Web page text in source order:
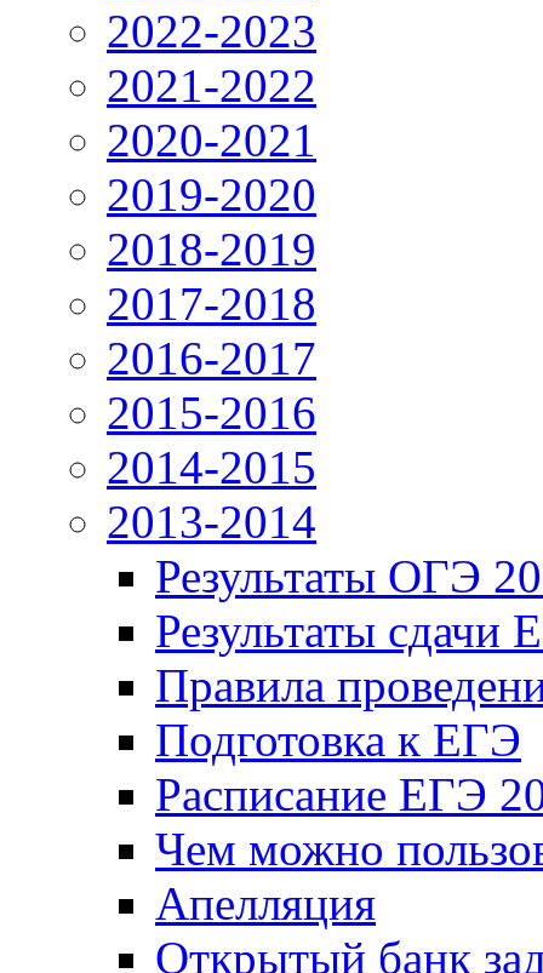
2022-2023
2021-2022
2020-2021
2019-2020
2018-2019
2017-2018
2016-2017
2015-2016
2014-2015
2013-2014
Результаты ОГЭ
Результаты сдачи
Правила
Подготовка к ЕГЭ
Расписание ЕГЭ
Чем можно
Апелляция
Открытый банк